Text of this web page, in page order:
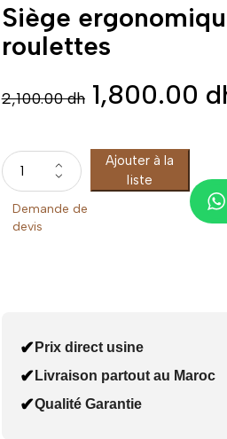
Siège
roulettes
2,100.00dh 1,800.00
Ajouter à la
liste
Demande de
devis
✔ Prix direct usine
✔ Livraison partout au Maroc
✔Qualité Garantie